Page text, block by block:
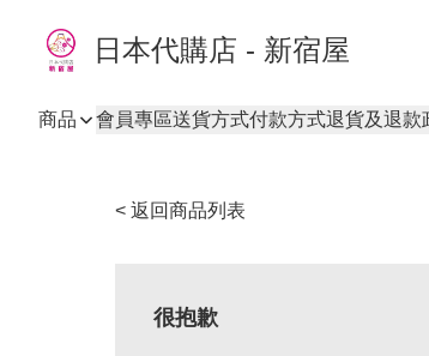
日本代購店 - 新宿屋
商品 會員專區送貨方式付款方式退貨及退款
< 返回商品列表
很抱歉